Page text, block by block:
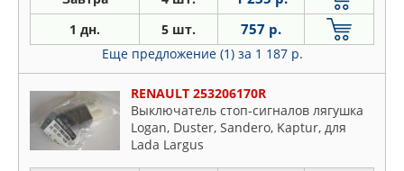
1 дн. 5 шт. 757 р.
Еще предложение (1) за 1 187 р.
RENAULT 253206170R
Выключатель стоп-сигналов лягушка
Logan, Duster, Sandero, Kaptur, для
Lada Largus